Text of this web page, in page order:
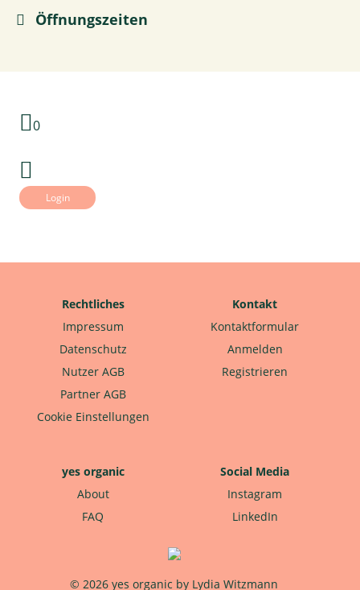
Öffnungszeiten
0
Login
Rechtliches
Impressum
Datenschutz
Nutzer AGB
Partner AGB
Cookie Einstellungen
Kontakt
Kontaktformular
Anmelden
Registrieren
yes organic
About
FAQ
Social Media
Instagram
LinkedIn
© 2026 yes organic by Lydia Witzmann